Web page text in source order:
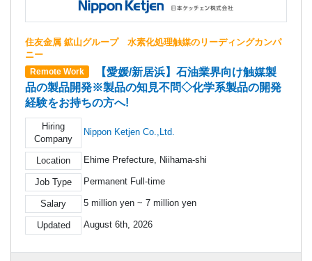
住友金属 鉱山グループ 水素化処理触媒のリーディングカンパ
ニー
Remote Work
【愛媛/新居浜】石油業界向け触媒製
品の製品開発※製品の知見不問◇化学系製品の開発
経験をお持ちの方へ!
Hiring
Company
Nippon Ketjen Co.,Ltd.
Location Ehime Prefecture, Niihama-shi
Job Type Permanent Full-time
Salary 5 million yen ~ 7 million yen
Updated August 6th, 2026